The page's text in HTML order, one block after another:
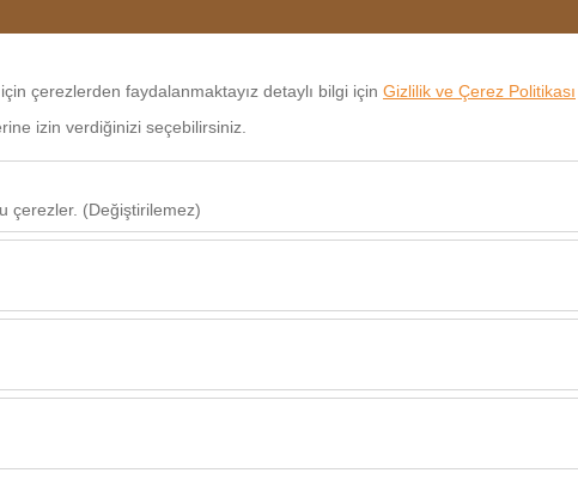
çerezlerden faydalanmaktayız detaylı bilgi için Gizlilik ve Çerez Politikası
izin verdiğinizi seçebilirsiniz.
çerezler. (Değiştirilemez)
çalışması, güvenlik, oturum yönetimi ve temel işlevler için gereklidir. Devre
(ziyaretçi sayısı, en çok ziyaret edilen sayfalar, kullanıcı
web sitesi performansını ölçmek ve kullanıcı deneyimini sürekli
uygun kişiselleştirilmiş reklamlar göstermemize ve reklam
oranı) ölçmemize olanak tanır.
Alış Tarih & Saat